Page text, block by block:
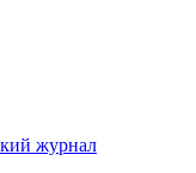
журнал